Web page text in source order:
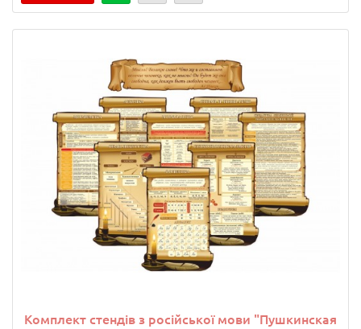
Комплект стендів з російської мови "Пушкинская